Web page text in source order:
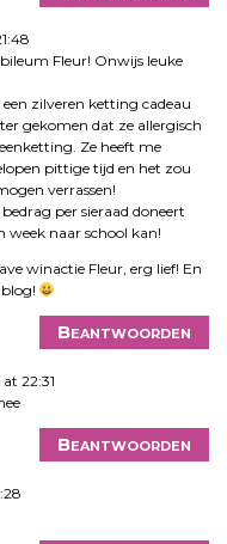
Fleur! Onwijs leuke
zilveren ketting cadeau
gekomen dat ze allergisch
Ze heeft me
pittige tijd en het zou
verrassen!
per sieraad doneert
week naar school kan!
winactie Fleur, erg lief! En
Beantwoorden
22:31
Beantwoorden